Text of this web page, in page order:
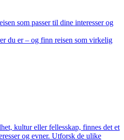
som passer til dine interesser og
du er – og finn reisen som virkelig
kultur eller fellesskap, finnes det et
og evner. Utforsk de ulike